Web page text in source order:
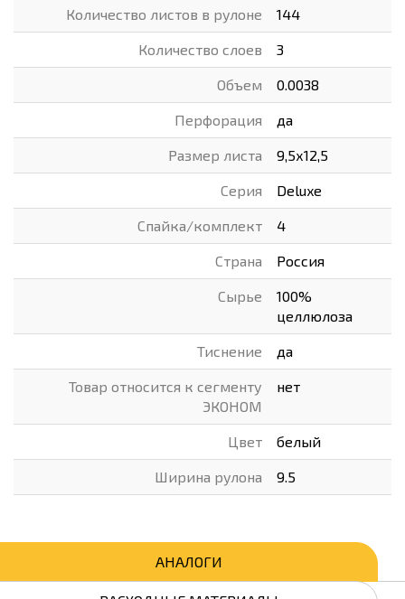
Количество листов в рулоне 144
Количество слоев 3
Объем 0.0038
Перфорация да
Размер листа 9,5х12,5
Серия Deluxe
Спайка/комплект 4
Страна Россия
Сырье
100%
целлюлоза
Тиснение да
Товар относится к сегменту
ЭКОНОМ
нет
Цвет белый
Ширина рулона 9.5
АНАЛОГИ